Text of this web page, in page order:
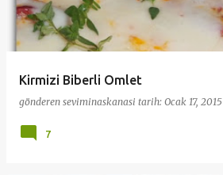
Kirmizi Biberli Omlet
gönderen seviminaskanasi tarih: Ocak 17, 2015
7